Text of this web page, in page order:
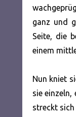
ganz und
Seite, die
einem
Nun kniet
sie
streckt